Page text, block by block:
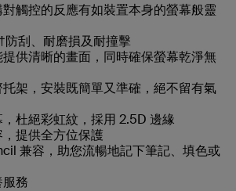
觸控的反應有如裝置本身的螢幕般靈
防刮、耐磨損及耐撞擊
供清晰的畫面，同時確保螢幕乾淨無
架，安裝既簡單又準確，絕不留有氣
杜絕彩虹紋，採用 2.5D 邊緣
提供全方位保護
兼容，助您流暢地記下筆記、填色或
務